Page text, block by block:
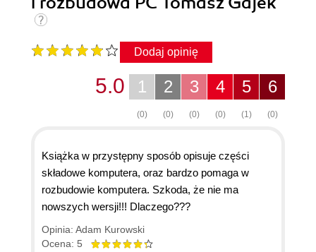
Dodaj opinię
6
(0)
5
(1)
4
(0)
3
(0)
2
(0)
1
(0)
5.0
Książka w przystępny sposób opisuje części
składowe komputera, oraz bardzo pomaga w
rozbudowie komputera. Szkoda, że nie ma
nowszych wersji!!! Dlaczego???
Opinia: Adam Kurowski
Ocena: 5